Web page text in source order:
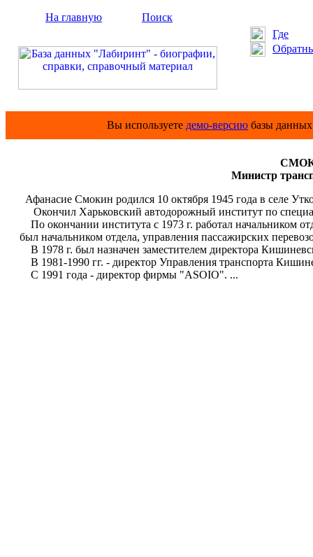
На главную
Поиск
Где
Вы используете демо-версию базы
Министр
Афанасие Смокин родился 10 октября 1945 года в селе
Окончил Харьковский автодорожный институт по
По окончании института с 1973 г. работал начальником
был начальником отдела, управления пассажирских
В 1978 г. был назначен заместителем директора
В 1981-1990 гг. - директор Управления транспорта
С 1991 года - директор фирмы "АSОIO". ...